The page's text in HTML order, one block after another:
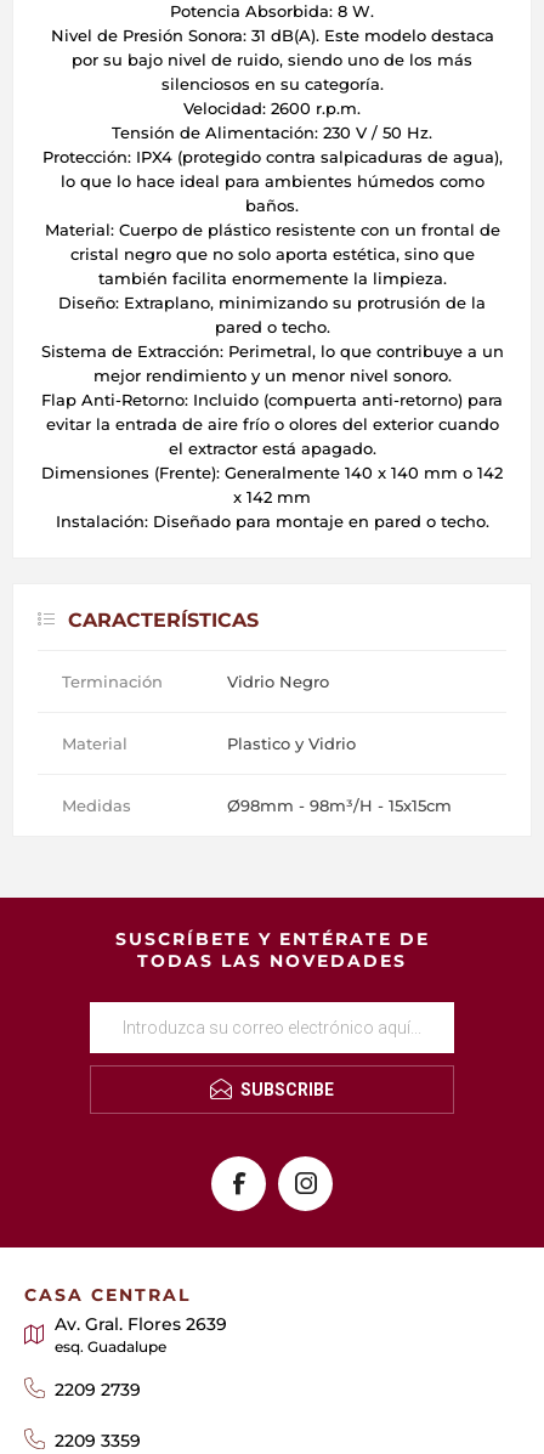
Potencia Absorbida: 8 W.
Nivel de Presión Sonora: 31 dB(A). Este modelo destaca
por su bajo nivel de ruido, siendo uno de los más
silenciosos en su categoría.
Velocidad: 2600 r.p.m.
Tensión de Alimentación: 230 V / 50 Hz.
Protección: IPX4 (protegido contra salpicaduras de agua),
lo que lo hace ideal para ambientes húmedos como
baños.
Material: Cuerpo de plástico resistente con un frontal de
cristal negro que no solo aporta estética, sino que
también facilita enormemente la limpieza.
Diseño: Extraplano, minimizando su protrusión de la
pared o techo.
Sistema de Extracción: Perimetral, lo que contribuye a un
mejor rendimiento y un menor nivel sonoro.
Flap Anti-Retorno: Incluido (compuerta anti-retorno) para
evitar la entrada de aire frío o olores del exterior cuando
el extractor está apagado.
Dimensiones (Frente): Generalmente 140 x 140 mm o 142
x 142 mm
Instalación: Diseñado para montaje en pared o techo.
CARACTERÍSTICAS
Terminación Vidrio Negro
Material Plastico y Vidrio
Medidas Ø98mm - 98m³/H - 15x15cm
SUSCRÍBETE Y ENTÉRATE DE
TODAS LAS NOVEDADES
SUBSCRIBE
CASA CENTRAL
Av. Gral. Flores 2639
esq. Guadalupe
2209 2739
2209 3359